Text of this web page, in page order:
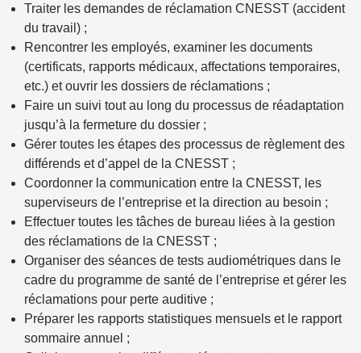
Traiter les demandes de réclamation CNESST (accident
du travail) ;
Rencontrer les employés, examiner les documents
(certificats, rapports médicaux, affectations temporaires,
etc.) et ouvrir les dossiers de réclamations ;
Faire un suivi tout au long du processus de réadaptation
jusqu’à la fermeture du dossier ;
Gérer toutes les étapes des processus de règlement des
différends et d’appel de la CNESST ;
Coordonner la communication entre la CNESST, les
superviseurs de l’entreprise et la direction au besoin ;
Effectuer toutes les tâches de bureau liées à la gestion
des réclamations de la CNESST ;
Organiser des séances de tests audiométriques dans le
cadre du programme de santé de l’entreprise et gérer les
réclamations pour perte auditive ;
Préparer les rapports statistiques mensuels et le rapport
sommaire annuel ;